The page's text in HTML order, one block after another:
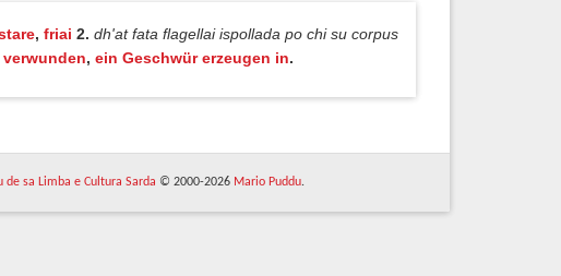
, friai 2. dh'at fata flagellai ispollada po chi su corpus
verwunden, ein Geschwür erzeugen in.
de sa Limba e Cultura Sarda © 2000-2026 Mario Puddu.